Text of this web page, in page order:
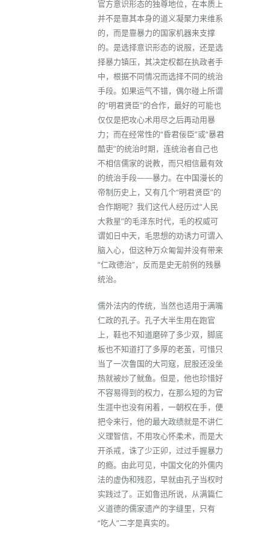
官方意识形态的独尊地位，在本质上
并不是靠其本身的道义凝聚力来维系
的，而是靠暴力的国家机器来支撑
的。是选择意识形态的说服，还是选
择暴力镇压，其决定权都在执政者手
中，根据不同情况而选择不同的统治
手段。如果运气不错，偶尔碰上所谓
的“明君贤臣”的合作，最好的可能也
仅仅是把攻心术用尽之后再动用暴
力；而在经常性的“昏君佞臣”或“暴君
酷吏”的统治时期，连统治者自己也
不相信儒家的说教，而只相信最有效
的统治手段——暴力。在中国漫长的
帝制历史上，又有几个“明君贤臣”的
合作期呢？我们这代人经历过“人民
大救星”的毛泽东时代，毛的权威可
谓如日中天，毛思想的劝诱力可谓入
脑入心，但这种万众匍匐并没有带来
“仁政德治”，反而是史无前例的残暴
统治。
儒外法内的传统，当然也适用于满嘴
仁政的孔子。孔子大半生用在跑官
上，鞋也不知道磨碎了多少双，脚底
板也不知道打了多厚的老茧，可惜只
当了一次鲁国的大司寇，屁股还没坐
热就被炒了鱿鱼。但是，他也珍惜好
不容易得到的权力，在那么短的为官
生涯中也没有闲着，一朝权在手，便
把令来行，他的最大政绩就是不讲仁
义理智信，不用攻心怀柔术，而是大
开杀戒，诛了少正卯，过过手握暴力
的瘾。由此可见，中国文化的外儒内
法的虚伪和残忍，早就由孔子当权时
实践过了。正如鲁迅所说，从满篇仁
义道德的儒家遗产的字缝里，只有
“吃人”二字是真实的。